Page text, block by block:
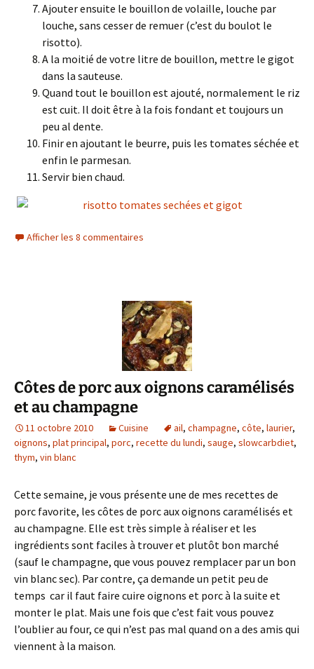
Ajouter ensuite le bouillon de volaille, louche par
louche, sans cesser de remuer (c’est du boulot le
risotto).
A la moitié de votre litre de bouillon, mettre le gigot
dans la sauteuse.
Quand tout le bouillon est ajouté, normalement le riz
est cuit. Il doit être à la fois fondant et toujours un
peu al dente.
Finir en ajoutant le beurre, puis les tomates séchée et
enfin le parmesan.
Servir bien chaud.
Afficher les 8 commentaires
Côtes de porc aux oignons caramélisés
et au champagne
11 octobre 2010 Cuisine ail, champagne, côte, laurier,
oignons, plat principal, porc, recette du lundi, sauge, slowcarbdiet,
thym, vin blanc
Cette semaine, je vous présente une de mes recettes de
porc favorite, les côtes de porc aux oignons caramélisés et
au champagne. Elle est très simple à réaliser et les
ingrédients sont faciles à trouver et plutôt bon marché
(sauf le champagne, que vous pouvez remplacer par un bon
vin blanc sec). Par contre, ça demande un petit peu de
temps car il faut faire cuire oignons et porc à la suite et
monter le plat. Mais une fois que c’est fait vous pouvez
l’oublier au four, ce qui n’est pas mal quand on a des amis qui
viennent à la maison.